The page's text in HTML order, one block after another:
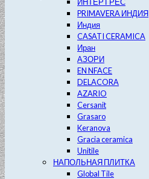
PRIMAVERA ИНДИЯ
Индия
CASATI CERAMICA
Иран
АЗОРИ
EN NFACE
DELACORA
AZARIO
Cersanit
Grasaro
Keranova
Gracia ceramica
Unitile
НАПОЛЬНАЯ ПЛИТКА
Global Tile